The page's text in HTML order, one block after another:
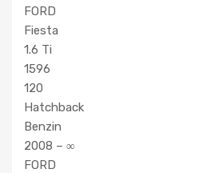
FORD
Fiesta
1.6 Ti
1596
120
Hatchback
Benzin
2008 – ∞
FORD